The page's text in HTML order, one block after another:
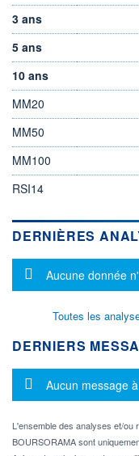
3 ans
5 ans
10 ans
MM20
MM50
MM100
RSI14
DERNIÈRES
Message
Aucune donnée
Toutes les
DERNIERS
Message
Aucun message
L'ensemble des analyses et/ou
BOURSORAMA sont